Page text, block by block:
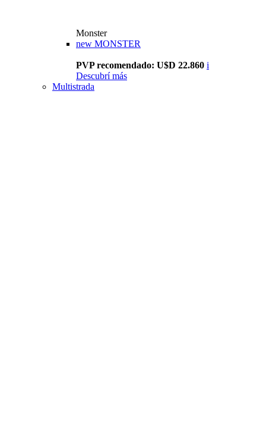
Monster
new MONSTER
PVP recomendado: U$D 22.860 i
Descubrí más
Multistrada